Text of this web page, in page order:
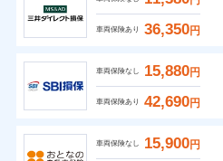
車両保険あり 36,350円
車両保険なし 15,880円
車両保険あり 42,690円
車両保険なし 15,900円